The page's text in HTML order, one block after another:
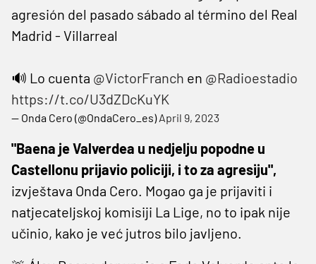
agresión del pasado sábado al término del Real
Madrid - Villarreal
🔊 Lo cuenta @VictorFranch en @Radioestadio
https://t.co/U3dZDcKuYK
— Onda Cero (@OndaCero_es)April 9, 2023
"Baena je Valverdea u nedjelju popodne u
Castellonu prijavio policiji, i to za agresiju",
izvještava Onda Cero. Mogao ga je prijaviti i
natjecateljskoj komisiji La Lige, no to ipak nije
učinio, kako je već jutros bilo javljeno.